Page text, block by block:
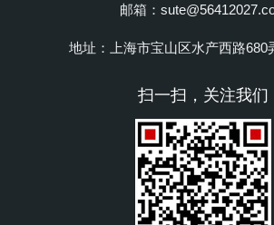
邮箱：
地址：上海市宝山区水产西路680
扫一扫，关注我们